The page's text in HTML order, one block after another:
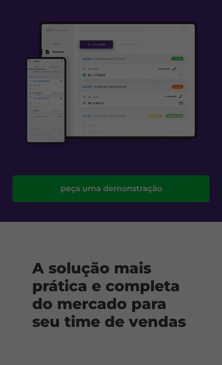
peça uma demonstração
A solução mais
prática e completa
do mercado para
seu time de vendas